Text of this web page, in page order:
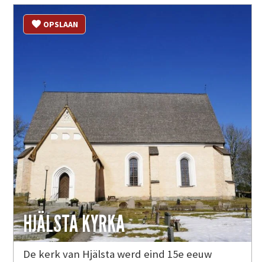
HJÄLSTA KYRKA
OPSLAAN
De kerk van Hjälsta werd eind 15e eeuw